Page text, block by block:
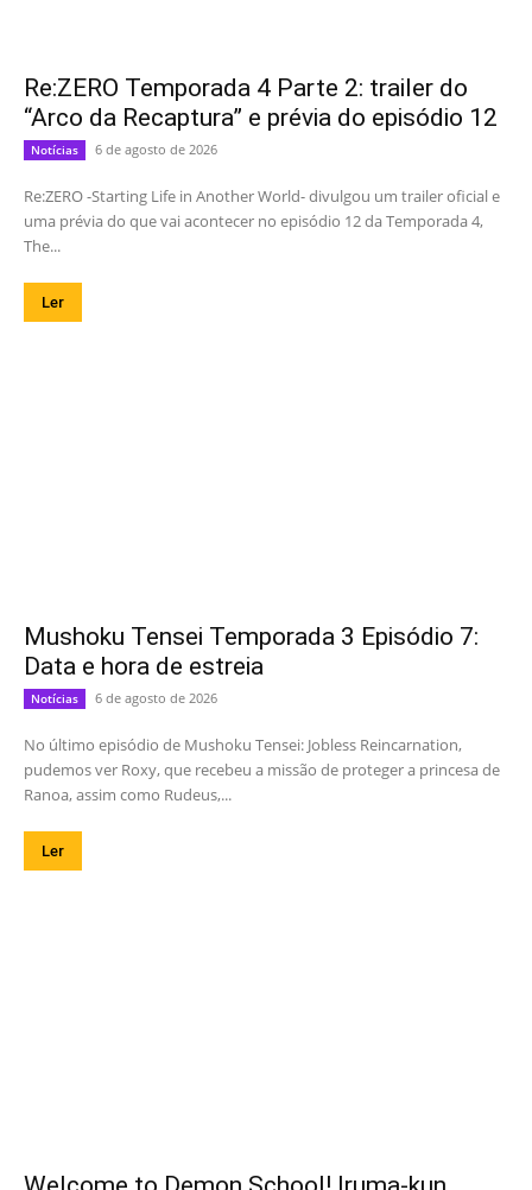
Re:ZERO Temporada 4 Parte 2: trailer do
“Arco da Recaptura” e prévia do episódio 12
Notícias 6 de agosto de 2026
Re:ZERO -Starting Life in Another World- divulgou um trailer oficial e
uma prévia do que vai acontecer no episódio 12 da Temporada 4,
The...
Ler
Mushoku Tensei Temporada 3 Episódio 7:
Data e hora de estreia
Notícias 6 de agosto de 2026
No último episódio de Mushoku Tensei: Jobless Reincarnation,
pudemos ver Roxy, que recebeu a missão de proteger a princesa de
Ranoa, assim como Rudeus,...
Ler